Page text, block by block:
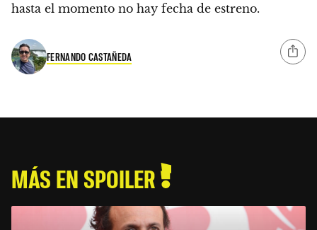
hasta el momento no hay fecha de estreno.
FERNANDO CASTAÑEDA
MÁS EN SPOILER